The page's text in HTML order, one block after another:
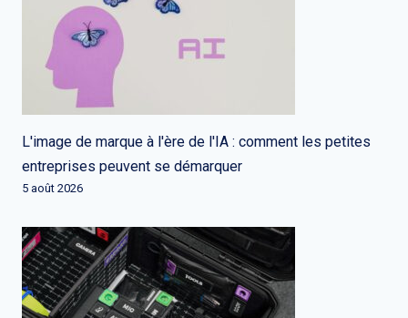
L'image de marque à l'ère de l'IA : comment les petites
entreprises peuvent se démarquer
5 août 2026